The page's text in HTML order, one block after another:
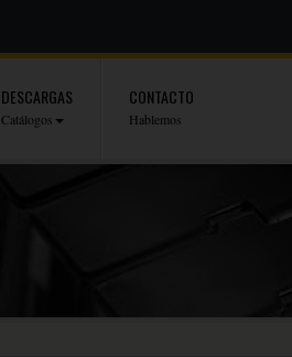
DESCARGAS
Catálogos
CONTACTO
Hablemos